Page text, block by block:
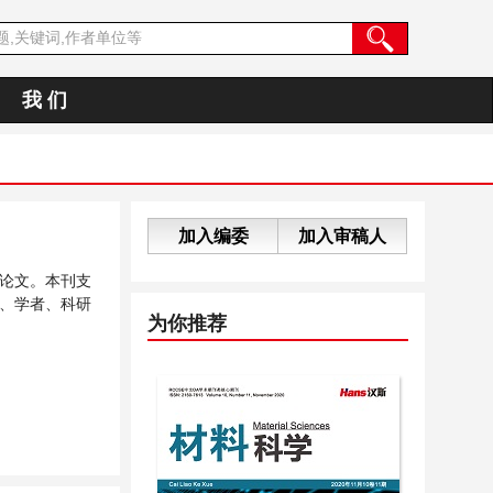
我 们
文。本刊支
学者、科研
加入编委 加入审稿人
为你推荐